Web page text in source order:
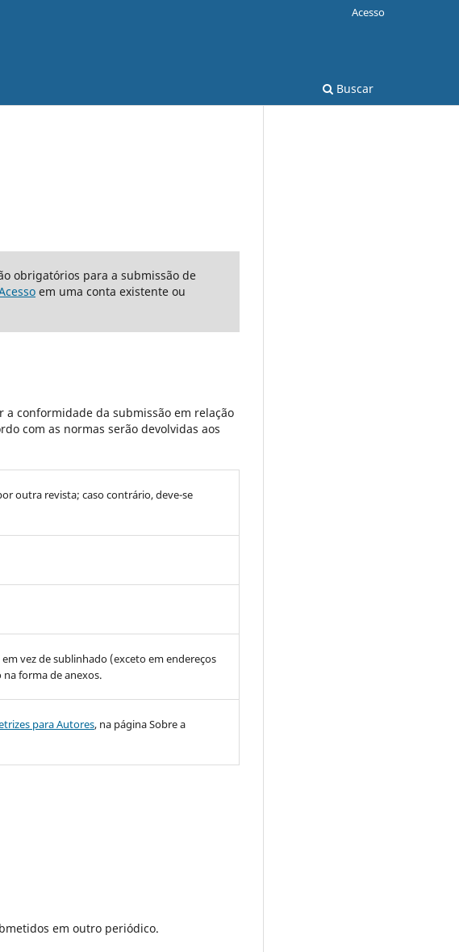
Buscar
Acesso
obrigatórios para a submissão de
em uma conta existente ou
a conformidade da submissão em relação
com as normas serão devolvidas aos
outra revista; caso contrário, deve-se
vez de sublinhado (exceto em endereços
forma de anexos.
para Autores, na página Sobre a
em outro periódico.